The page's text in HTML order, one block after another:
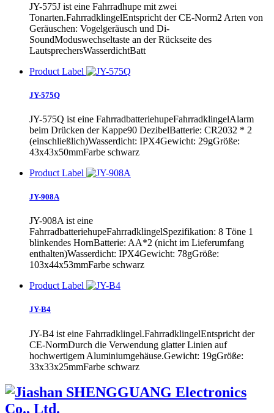
JY-575J ist eine Fahrradhupe mit zwei
Tonarten.FahrradklingelEntspricht der CE-Norm2 Arten von
Geräuschen: Vogelgeräusch und Di-
SoundModuswechseltaste an der Rückseite des
LautsprechersWasserdichtBatt
Product Label
JY-575Q
JY-575Q ist eine FahrradbatteriehupeFahrradklingelAlarm
beim Drücken der Kappe90 DezibelBatterie: CR2032 * 2
(einschließlich)Wasserdicht: IPX4Gewicht: 29gGröße:
43x43x50mmFarbe schwarz
Product Label
JY-908A
JY-908A ist eine
FahrradbatteriehupeFahrradklingelSpezifikation: 8 Töne 1
blinkendes HornBatterie: AA*2 (nicht im Lieferumfang
enthalten)Wasserdicht: IPX4Gewicht: 78gGröße:
103x44x53mmFarbe schwarz
Product Label
JY-B4
JY-B4 ist eine Fahrradklingel.FahrradklingelEntspricht der
CE-NormDurch die Verwendung glatter Linien auf
hochwertigem Aluminiumgehäuse.Gewicht: 19gGröße:
33x33x25mmFarbe schwarz